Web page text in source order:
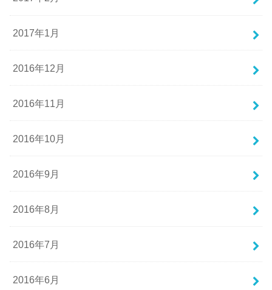
2017年1月
2016年12月
2016年11月
2016年10月
2016年9月
2016年8月
2016年7月
2016年6月